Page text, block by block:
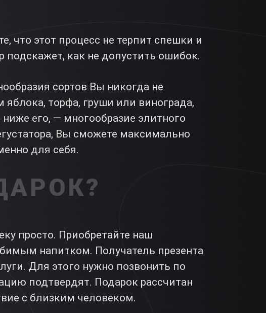
что этот процесс не терпит спешки и
как не допустить ошибок.
сортов Вы никогда не
торфа, груши или винограда,
его, — многообразие элитного
Вы сможете максимально
для себя.
просто. Приобретайте наш
напитком. Получатель презента
Для этого нужно позвонить по
подтвердят. Подарок рассчитан
с близким человеком.